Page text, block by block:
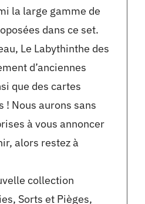
la large gamme de
dans ce set.
Le Labythinthe des
d’anciennes
que des cartes
! Nous aurons sans
à vous annoncer
alors restez à
collection
Sorts et Pièges,